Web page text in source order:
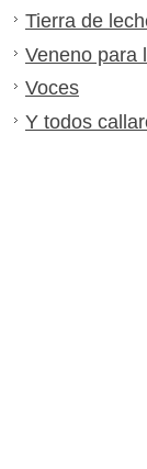
Tierra de
Veneno para
Voces
Y todos